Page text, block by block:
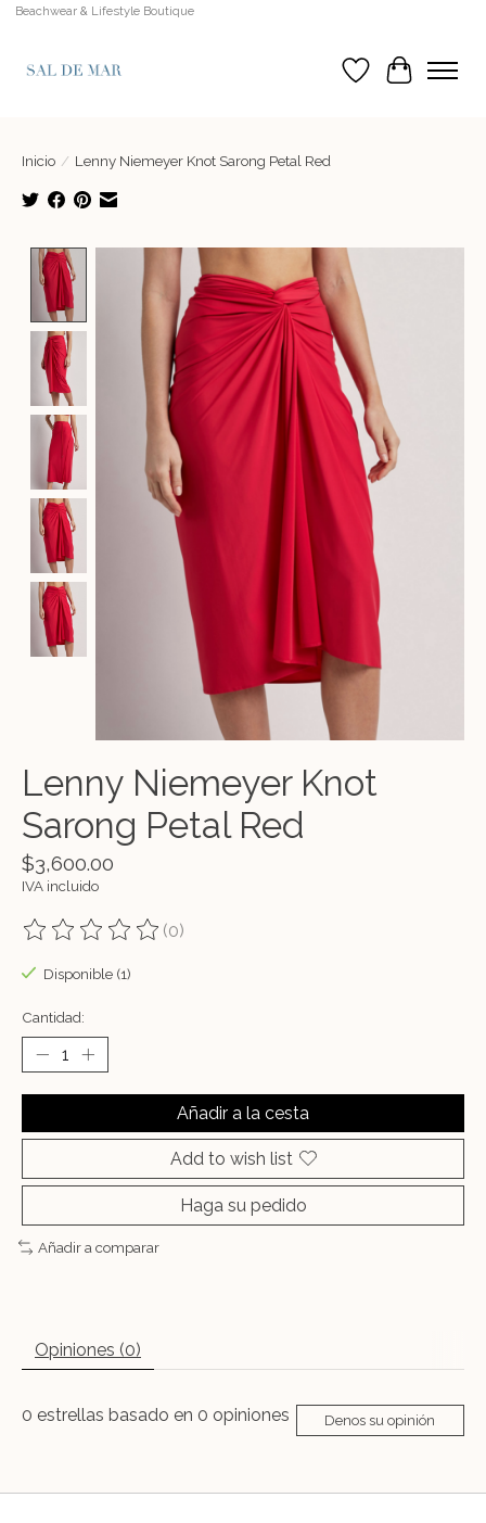
Beachwear & Lifestyle Boutique
Lista de deseos
Cesta
Inicio / Lenny Niemeyer Knot Sarong Petal Red
Product image slideshow Items
Lenny Niemeyer Knot
Sarong Petal Red
$3,600.00
IVA incluido
The rating of this product is
(0)
Disponible (1)
Cantidad:
Añadir a la cesta
Add to wish list
Haga su pedido
Añadir a comparar
Opiniones (0)
0 estrellas basado en 0 opiniones Denos su opinión